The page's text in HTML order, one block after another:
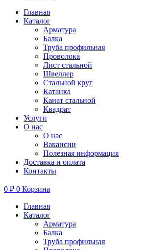
Главная
Каталог
Арматура
Балка
Труба профильная
Проволока
Лист стальной
Швеллер
Стальной круг
Катанка
Канат стальной
Квадрат
Услуги
О нас
О нас
Вакансии
Полезная информация
Доставка и оплата
Контакты
0 ₽ 0 Корзина
Главная
Каталог
Арматура
Балка
Труба профильная